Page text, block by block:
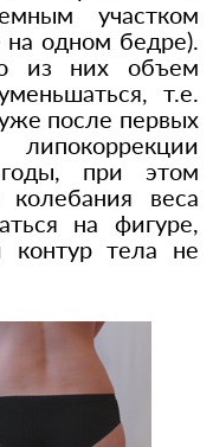
участком
на одном бедре).
из них объем
т.е.
после первых
при этом
веса
на фигуре,
тела не